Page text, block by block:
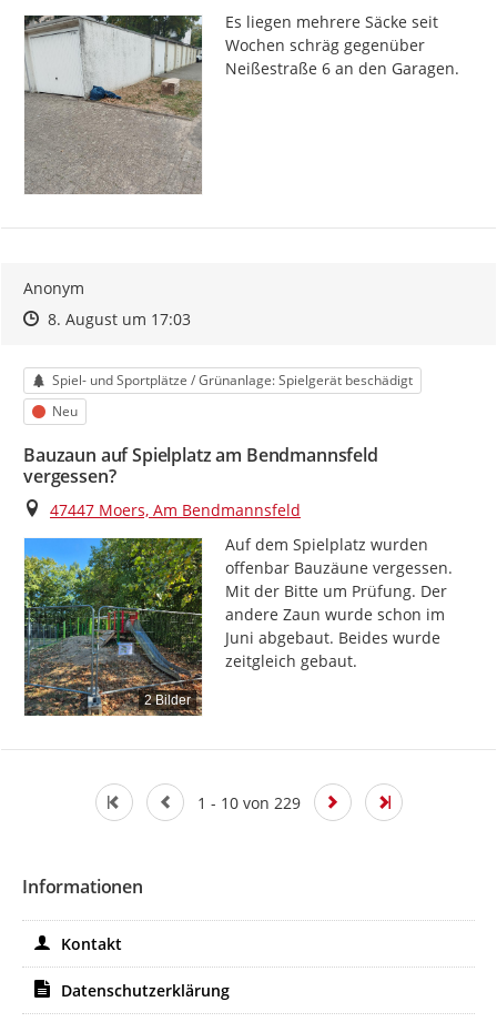
Es liegen mehrere Säcke seit
Wochen schräg gegenüber
Neißestraße 6 an den Garagen.
Anonym
Zeitpunkt des Erstellens
Zeitpunkt des Erstellens
8. August um 17:03Zur Äußerung
Kategorie
Spiel- und Sportplätze / Grünanlage: Spielgerät beschädigt
Status
Neu
Bauzaun auf Spielplatz am Bendmannsfeld
vergessen?
Ort
47447 Moers, Am Bendmannsfeld
2 Bilder
Auf dem Spielplatz wurden
offenbar Bauzäune vergessen.
Mit der Bitte um Prüfung. Der
andere Zaun wurde schon im
Juni abgebaut. Beides wurde
zeitgleich gebaut.
1 - 10 von 229
Informationen
Kontakt
Datenschutzerklärung